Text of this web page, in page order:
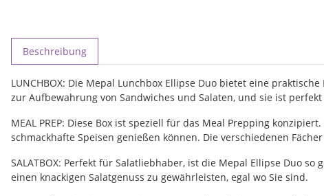
weitere Registerkarten anzeigen
Beschreibung
LUNCHBOX: Die Mepal Lunchbox Ellipse Duo bietet eine
zur Aufbewahrung von Sandwiches und Salaten, und sie ist
MEAL PREP: Diese Box ist speziell für das Meal Prepping
schmackhafte Speisen genießen können. Die verschiedenen
SALATBOX: Perfekt für Salatliebhaber, ist die Mepal Ellipse Duo
einen knackigen Salatgenuss zu gewährleisten, egal wo Sie sind.